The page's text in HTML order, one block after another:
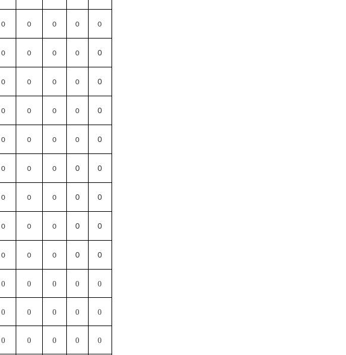
0 0 0 0 0
0 0 0 0 0
0 0 0 0 0
0 0 0 0 0
0 0 0 0 0
0 0 0 0 0
0 0 0 0 0
0 0 0 0 0
0 0 0 0 0
0 0 0 0 0
0 0 0 0 0
0 0 0 0 0